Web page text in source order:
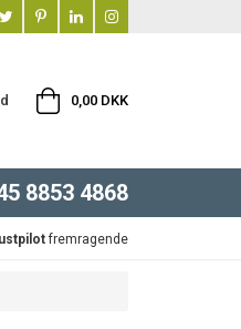
0,00 DKK
8853 4868
fremragende